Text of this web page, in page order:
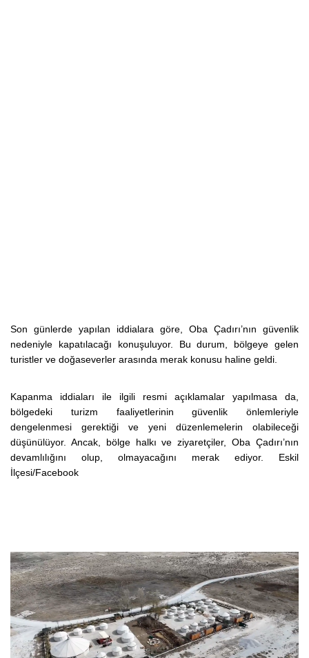
Son günlerde yapılan iddialara göre, Oba Çadırı’nın güvenlik
nedeniyle kapatılacağı konuşuluyor. Bu durum, bölgeye gelen
turistler ve doğaseverler arasında merak konusu haline geldi.
Kapanma iddiaları ile ilgili resmi açıklamalar yapılmasa da,
bölgedeki turizm faaliyetlerinin güvenlik önlemleriyle
dengelenmesi gerektiği ve yeni düzenlemelerin olabileceği
düşünülüyor. Ancak, bölge halkı ve ziyaretçiler, Oba Çadırı’nın
devamlılığını olup, olmayacağını merak ediyor.
Eskil
İlçesi/Facebook